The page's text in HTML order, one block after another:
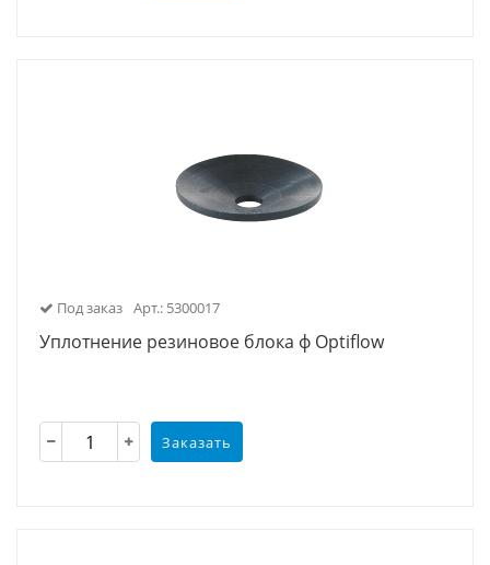
Под заказ Арт.: 5300017
Уплотнение резиновое блока ф Optiflow
Заказать